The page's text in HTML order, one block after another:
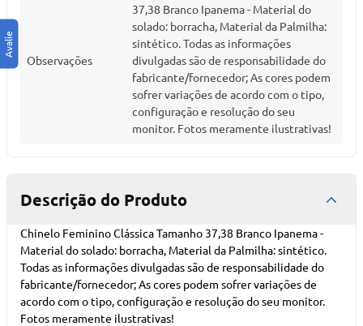
Observações
37,38 Branco Ipanema - Material do
solado: borracha, Material da Palmilha:
sintético. Todas as informações
divulgadas são de responsabilidade do
fabricante/fornecedor; As cores podem
sofrer variações de acordo com o tipo,
configuração e resolução do seu
monitor. Fotos meramente ilustrativas!
Descrição do Produto
Chinelo Feminino Clássica Tamanho 37,38 Branco Ipanema -
Material do solado: borracha, Material da Palmilha: sintético.
Todas as informações divulgadas são de responsabilidade do
fabricante/fornecedor; As cores podem sofrer variações de
acordo com o tipo, configuração e resolução do seu monitor.
Fotos meramente ilustrativas!